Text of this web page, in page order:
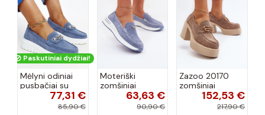
Paskutiniai dydžiai!
Mėlyni odiniai
pusbačiai su
dekoratyvine
sagtimi Taija
77,31 €
85,90 €
Moteriški
zomšiniai
mokasinai
Demela mėlynos
63,63 €
90,90 €
Zazoo 20170
zomšiniai
bateliai su
kulniukais smėlio
152,53 €
217,90 €